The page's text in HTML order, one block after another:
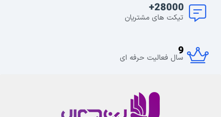
28000+
تیکت های مشتریان
9
سال فعالیت حرفه ای